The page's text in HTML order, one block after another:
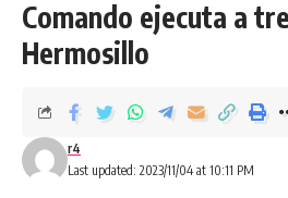
Comando ejecuta a
Hermosillo
Last updated: 2023/11/04 at 10:11 PM
r4